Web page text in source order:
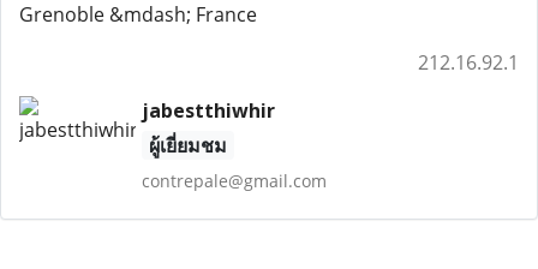
Grenoble &mdash; France
212.16.92.1
jabestthiwhir
ผู้เยี่ยมชม
contrepale@gmail.com